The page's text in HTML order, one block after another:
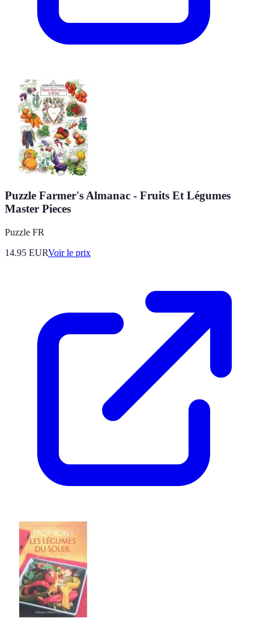
Puzzle Farmer's Almanac - Fruits Et Légumes
Master Pieces
Puzzle FR
14.95 EURVoir le prix